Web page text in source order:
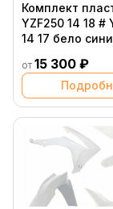
Комплект
YZF250 14 18 #
14 17 бело
от 15 300 ₽